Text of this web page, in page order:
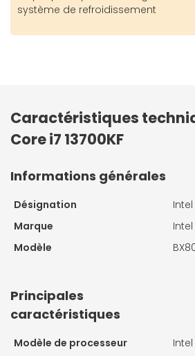
système de refroidissement
Caractéristiques
Core i7 13700KF
Informations générales
Désignation
Intel
Marque
Intel
Modèle
Principales
caractéristiques
Modèle de processeur